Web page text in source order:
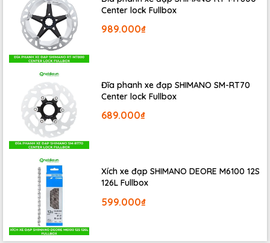
Center lock Fullbox
989.000₫
Đĩa phanh xe đạp SHIMANO SM-RT70
Center lock Fullbox
689.000₫
Xích xe đạp SHIMANO DEORE M6100 12S
126L Fullbox
599.000₫